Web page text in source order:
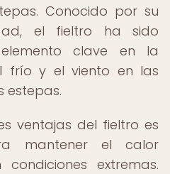
Conocido por su
el fieltro ha sido
clave en la
frío y el viento en las
estepas.
ventajas del fieltro es
mantener el calor
extremas.